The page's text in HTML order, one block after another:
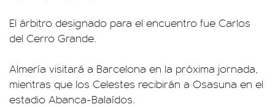
El árbitro designado para el encuentro fue Carlos
del Cerro Grande.
Almería visitará a Barcelona en la próxima jornada,
mientras que los Celestes recibirán a Osasuna en el
estadio Abanca-Balaídos.